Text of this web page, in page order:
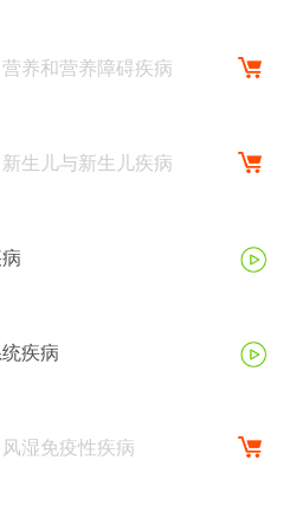
养和营养障碍疾病
生儿与新生儿疾病
疾病
湿免疫性疾病